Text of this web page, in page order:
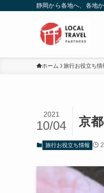
静岡から各地へ、各地
ホーム 旅行お役立ち情
京
2021
10/04
旅行お役立ち情報